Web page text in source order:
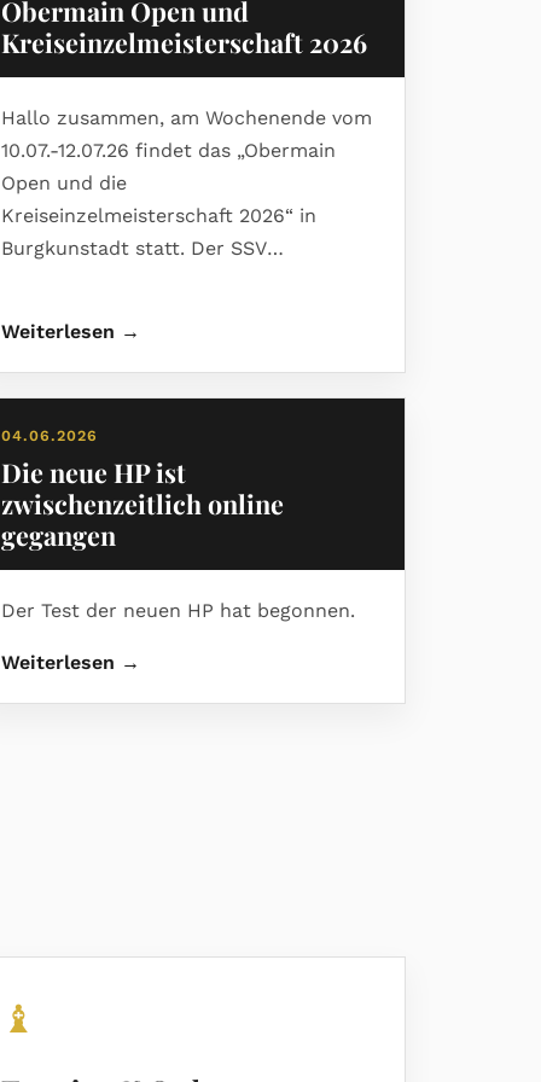
Obermain Open und
Kreiseinzelmeisterschaft 2026
Hallo zusammen, am Wochenende vom
10.07.-12.07.26 findet das „Obermain
Open und die
Kreiseinzelmeisterschaft 2026“ in
Burgkunstadt statt. Der SSV
Weiterlesen →
04.06.2026
Die neue HP ist
zwischenzeitlich online
gegangen
Der Test der neuen HP hat begonnen.
Weiterlesen →
♝